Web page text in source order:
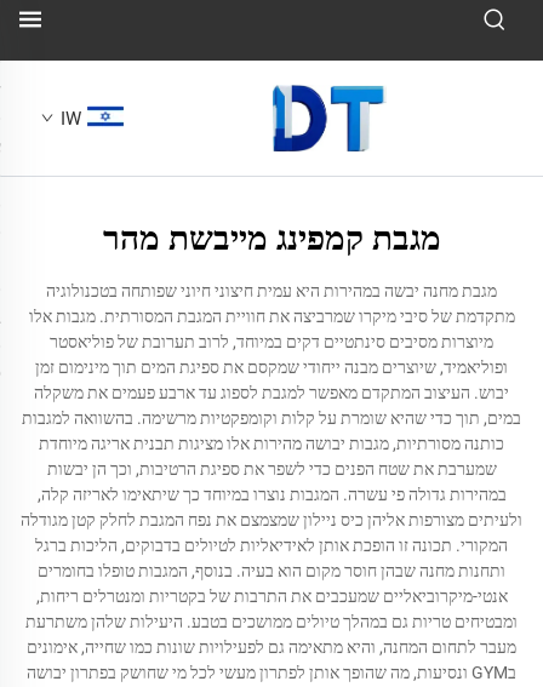
IW
מגבת קמפינג מייבשת מהר
מגבת מחנה יבשה במהירות היא עמית חיצוני חיוני שפותחה בטכנולוגיה
מתקדמת של סיבי מיקרו שמרביצה את חוויית המגבת המסורתית. מגבות אלו
מיוצרות מסיבים סינתטיים דקים במיוחד, לרוב תערובת של פוליאסטר
ופוליאמיד, שיוצרים מבנה ייחודי שמקסם את ספיגת המים תוך מינימום זמן
יבוש. העיצוב המתקדם מאפשר למגבת לספוג עד ארבע פעמים את משקלה
במים, תוך כדי שהיא שומרת על קלות וקומפקטיות מרשימה. בהשוואה למגבות
כותנה מסורתיות, מגבות יבושה מהירות אלו מציגות תבנית אריגה מיוחדת
שמערבת את שטח הפנים כדי לשפר את ספיגת הרטיבות, וכך הן יבשות
במהירות גדולה פי עשרה. המגבות נוצרו במיוחד כך שיתאימו לאריזה קלה,
ולעיתים מצורפות אליהן כיס ניילון שמצמצם את נפח המגבת לחלק קטן מגודלה
המקורי. תכונה זו הופכת אותן לאידיאליות לטיולים בדבוקים, הליכות ברגל
ותחנות מחנה שבהן חוסר מקום הוא בעיה. בנוסף, המגבות טופלו בחומרים
אנטי-מיקרוביאליים שמעכבים את התרבות של בקטריות ומנטרלים ריחות,
ומבטיחים טריות גם במהלך טיולים ממושכים בטבע. היעילות שלהן משתרעת
מעבר לתחום המחנה, והיא מתאימה גם לפעילויות שונות כמו שחייה, אימונים
בGYM ונסיעות, מה שהופך אותן לפתרון מעשי לכל מי שחושק בפתרון יבושה